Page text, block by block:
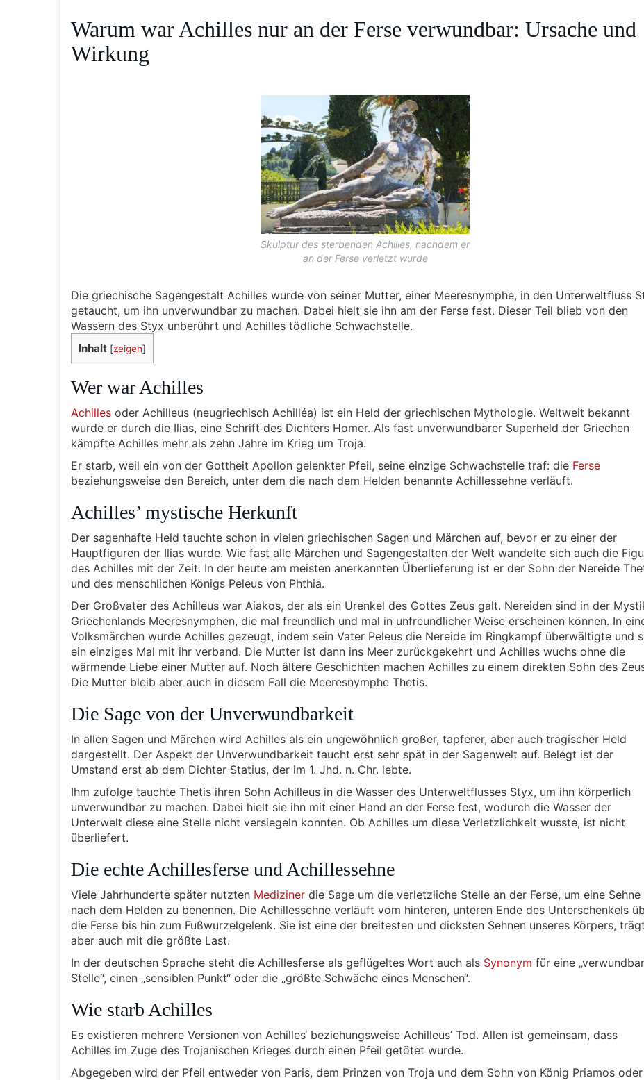
Warum war Achilles nur an der Ferse verwundbar: Ursache und
Wirkung
Skulptur des sterbenden Achilles, nachdem er
an der Ferse verletzt wurde
Die griechische Sagengestalt Achilles wurde von seiner Mutter, einer Meeresnymphe, in den Unterweltfluss
getaucht, um ihn unverwundbar zu machen. Dabei hielt sie ihn am der Ferse fest. Dieser Teil blieb von den
Wassern des Styx unberührt und Achilles tödliche Schwachstelle.
Inhalt [zeigen]
Wer war Achilles
Achilles oder Achilleus (neugriechisch Achilléa) ist ein Held der griechischen Mythologie. Weltweit bekannt
wurde er durch die Ilias, eine Schrift des Dichters Homer. Als fast unverwundbarer Superheld der Griechen
kämpfte Achilles mehr als zehn Jahre im Krieg um Troja.
Er starb, weil ein von der Gottheit Apollon gelenkter Pfeil, seine einzige Schwachstelle traf: die Ferse
beziehungsweise den Bereich, unter dem die nach dem Helden benannte Achillessehne verläuft.
Achilles’ mystische Herkunft
Der sagenhafte Held tauchte schon in vielen griechischen Sagen und Märchen auf, bevor er zu einer der
Hauptfiguren der Ilias wurde. Wie fast alle Märchen und Sagengestalten der Welt wandelte sich auch die
des Achilles mit der Zeit. In der heute am meisten anerkannten Überlieferung ist er der Sohn der Nereide
und des menschlichen Königs Peleus von Phthia.
Der Großvater des Achilleus war Aiakos, der als ein Urenkel des Gottes Zeus galt. Nereiden sind in der
Griechenlands Meeresnymphen, die mal freundlich und mal in unfreundlicher Weise erscheinen können. In
Volksmärchen wurde Achilles gezeugt, indem sein Vater Peleus die Nereide im Ringkampf überwältigte und
ein einziges Mal mit ihr verband. Die Mutter ist dann ins Meer zurückgekehrt und Achilles wuchs ohne die
wärmende Liebe einer Mutter auf. Noch ältere Geschichten machen Achilles zu einem direkten Sohn des
Die Mutter bleib aber auch in diesem Fall die Meeresnymphe Thetis.
Die Sage von der Unverwundbarkeit
In allen Sagen und Märchen wird Achilles als ein ungewöhnlich großer, tapferer, aber auch tragischer Held
dargestellt. Der Aspekt der Unverwundbarkeit taucht erst sehr spät in der Sagenwelt auf. Belegt ist der
Umstand erst ab dem Dichter Statius, der im 1. Jhd. n. Chr. lebte.
Ihm zufolge tauchte Thetis ihren Sohn Achilleus in die Wasser des Unterweltflusses Styx, um ihn körperlich
unverwundbar zu machen. Dabei hielt sie ihn mit einer Hand an der Ferse fest, wodurch die Wasser der
Unterwelt diese eine Stelle nicht versiegeln konnten. Ob Achilles um diese Verletzlichkeit wusste, ist nicht
überliefert.
Die echte Achillesferse und Achillessehne
Viele Jahrhunderte später nutzten Mediziner die Sage um die verletzliche Stelle an der Ferse, um eine Sehne
nach dem Helden zu benennen. Die Achillessehne verläuft vom hinteren, unteren Ende des Unterschenkels
die Ferse bis hin zum Fußwurzelgelenk. Sie ist eine der breitesten und dicksten Sehnen unseres Körpers, trägt
aber auch mit die größte Last.
In der deutschen Sprache steht die Achillesferse als geflügeltes Wort auch als Synonym für eine
Stelle“, einen „sensiblen Punkt“ oder die „größte Schwäche eines Menschen“.
Wie starb Achilles
Es existieren mehrere Versionen von Achilles‘ beziehungsweise Achilleus’ Tod. Allen ist gemeinsam, dass
Achilles im Zuge des Trojanischen Krieges durch einen Pfeil getötet wurde.
Abgegeben wird der Pfeil entweder von Paris, dem Prinzen von Troja und dem Sohn von König Priamos oder